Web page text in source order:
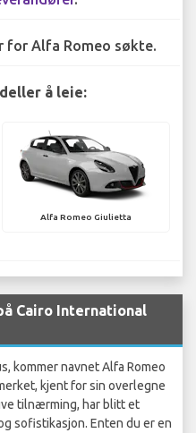
for Alfa Romeo søkte.
å leie:
Alfa Romeo Giulietta
Cairo International
kommer navnet Alfa Romeo
kjent for sin overlegne
tilnærming, har blitt et
sofistikasjon. Enten du er en